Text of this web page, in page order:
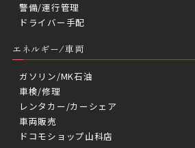
警備/運行管理
ドライバー手配
エネルギー/車両
ガソリン/MK石油
車検/修理
レンタカー/カーシェア
車両販売
ドコモショップ山科店